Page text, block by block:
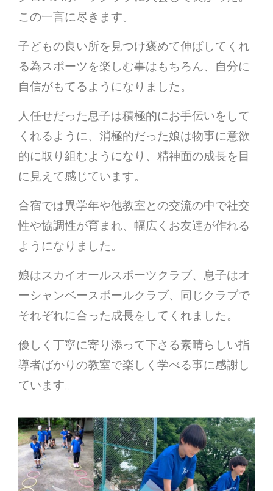
この一言に尽きます。
子どもの良い所を見つけ褒めて伸ばしてくれ
る為スポーツを楽しむ事はもちろん、自分に
自信がもてるようになりました。
人任せだった息子は積極的にお手伝いをして
くれるように、消極的だった娘は物事に意欲
的に取り組むようになり、精神面の成長を目
に見えて感じています。
合宿では異学年や他教室との交流の中で社交
性や協調性が育まれ、幅広くお友達が作れる
ようになりました。
娘はスカイオールスポーツクラブ、息子はオ
ーシャンベースボールクラブ、同じクラブで
それぞれに合った成長をしてくれました。
優しく丁寧に寄り添って下さる素晴らしい指
導者ばかりの教室で楽しく学べる事に感謝し
ています。